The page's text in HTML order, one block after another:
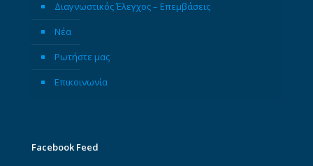
Διαγνωστικός Έλεγχος – Επεμβάσεις
Νέα
Ρωτήστε μας
Επικοινωνία
Facebook Feed